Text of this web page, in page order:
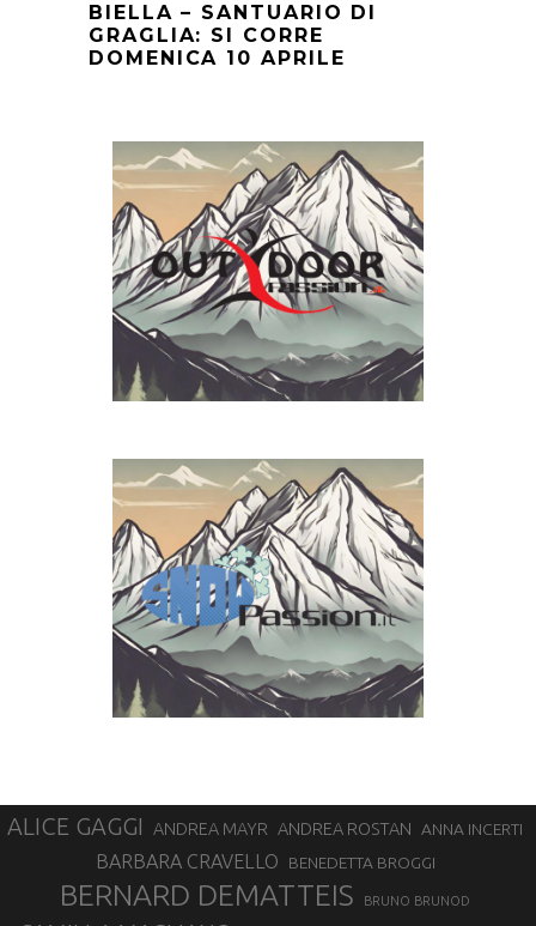
BIELLA – SANTUARIO DI
GRAGLIA: SI CORRE
DOMENICA 10 APRILE
ALICE GAGGI ANDREA MAYR ANDREA ROSTAN ANNA INCERTI
BARBARA CRAVELLO BENEDETTA BROGGI
BERNARD DEMATTEIS BRUNO BRUNOD